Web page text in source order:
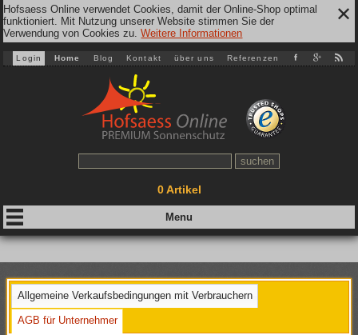
Hofsaess Online verwendet Cookies, damit der Online-Shop optimal
funktioniert. Mit Nutzung unserer Website stimmen Sie der
Verwendung von Cookies zu.Weitere Informationen
✕
Login Home Blog Kontakt über uns Referenzen
0Artikel
Allgemeine Verkaufsbedingungen mit Verbrauchern
AGB für Unternehmer